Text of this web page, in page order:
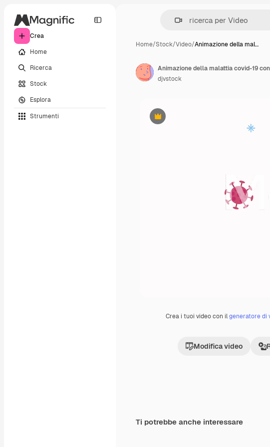
Crea
Home
Ricerca
Stock
Esplora
Strumenti
Home/Stock/Video/Animazione della mal…
Premium
Crea i tuoi video con ilgeneratore di
Modifica video
Animazione della malattia covid-19
djvstock
Ti potrebbe anche interessare